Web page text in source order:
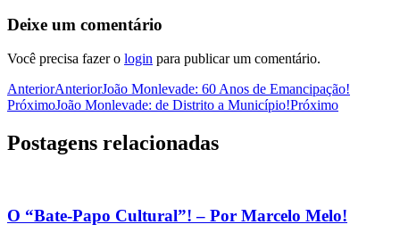
Deixe um comentário
Você precisa fazer o login para publicar um comentário.
AnteriorAnteriorJoão Monlevade: 60 Anos de Emancipação!
PróximoJoão Monlevade: de Distrito a Município!Próximo
Postagens relacionadas
O “Bate-Papo Cultural”! – Por Marcelo Melo!